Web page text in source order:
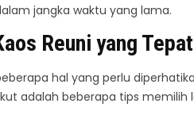
jangka waktu yang lama.
Reuni yang Tepat
hal yang perlu
adalah beberapa tips memilih